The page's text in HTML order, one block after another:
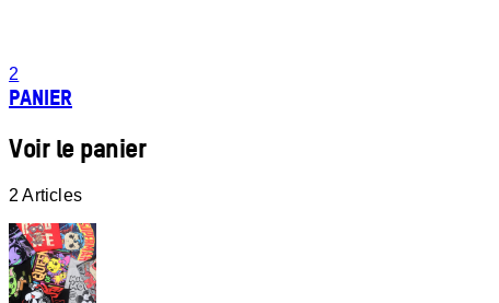
2
PANIER
Voir le panier
2 Articles